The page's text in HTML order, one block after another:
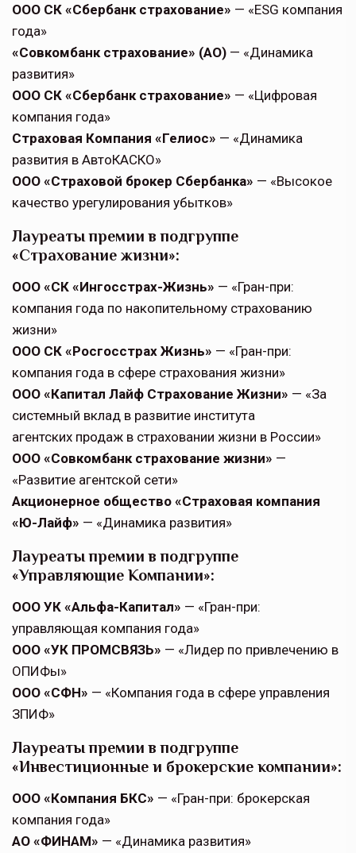
ООО СК «Сбербанк страхование» — «ESG компания
года»
«Совкомбанк страхование» (АО) — «Динамика
развития»
ООО СК «Сбербанк страхование» — «Цифровая
компания года»
Страховая Компания «Гелиос» — «Динамика
развития в АвтоКАСКО»
ООО «Страховой брокер Сбербанка» — «Высокое
качество урегулирования убытков»
Лауреаты премии в подгруппе
«Страхование жизни»:
ООО «СК «Ингосстрах-Жизнь» — «Гран-при:
компания года по накопительному страхованию
жизни»
ООО СК «Росгосстрах Жизнь» — «Гран-при:
компания года в сфере страхования жизни»
ООО «Капитал Лайф Страхование Жизни» — «За
системный вклад в развитие института
агентских продаж в страховании жизни в России»
ООО «Совкомбанк страхование жизни» —
«Развитие агентской сети»
Акционерное общество «Страховая компания
«Ю-Лайф» — «Динамика развития»
Лауреаты премии в подгруппе
«Управляющие Компании»:
ООО УК «Альфа-Капитал» — «Гран-при:
управляющая компания года»
ООО «УК ПРОМСВЯЗЬ» — «Лидер по привлечению в
ОПИФы»
ООО «СФН» — «Компания года в сфере управления
ЗПИФ»
Лауреаты премии в подгруппе
«Инвестиционные и брокерские компании»:
ООО «Компания БКС» — «Гран-при: брокерская
компания года»
АО «ФИНАМ» — «Динамика развития»